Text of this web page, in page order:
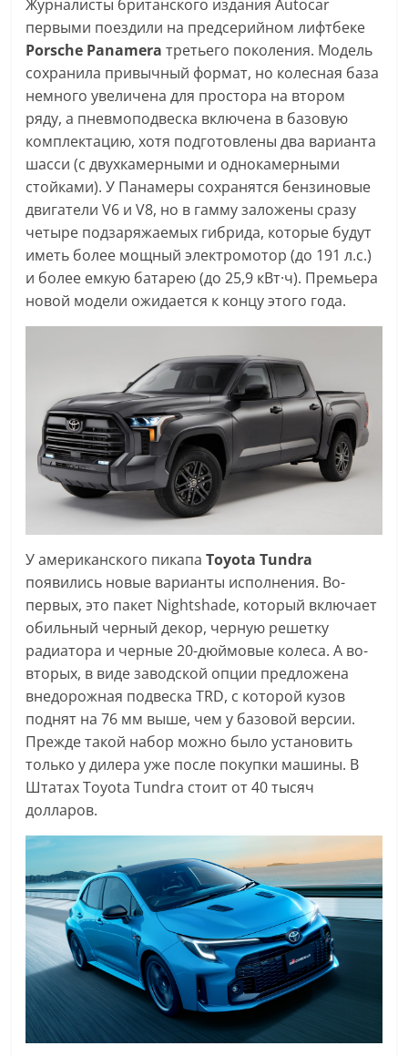
Журналисты британского издания Autocar
первыми поездили на предсерийном лифтбеке
Porsche Panamera третьего поколения. Модель
сохранила привычный формат, но колесная база
немного увеличена для простора на втором
ряду, а пневмоподвеска включена в базовую
комплектацию, хотя подготовлены два варианта
шасси (с двухкамерными и однокамерными
стойками). У Панамеры сохранятся бензиновые
двигатели V6 и V8, но в гамму заложены сразу
четыре подзаряжаемых гибрида, которые будут
иметь более мощный электромотор (до 191 л.с.)
и более емкую батарею (до 25,9 кВт·ч). Премьера
новой модели ожидается к концу этого года.
У американского пикапаToyota Tundra
появились новые варианты исполнения. Во-
первых, это пакет Nightshade, который включает
обильный черный декор, черную решетку
радиатора и черные 20-дюймовые колеса. А во-
вторых, в виде заводской опции предложена
внедорожная подвеска TRD, с которой кузов
поднят на 76 мм выше, чем у базовой версии.
Прежде такой набор можно было установить
только у дилера уже после покупки машины. В
Штатах Toyota Tundra стоит от 40 тысяч
долларов.